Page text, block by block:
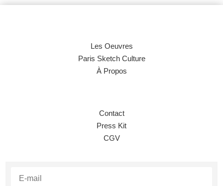
Les Oeuvres
Paris Sketch Culture
À Propos
Contact
Press Kit
CGV